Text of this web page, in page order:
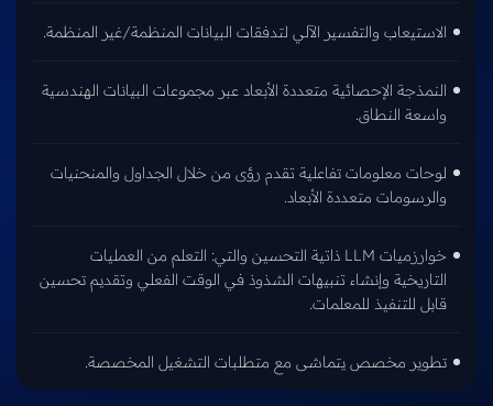
الاستيعاب والتفسير الآلي لتدفقات البيانات المنظمة/غير المنظمة.
النمذجة الإحصائية متعددة الأبعاد عبر مجموعات البيانات الهندسية
واسعة النطاق.
لوحات معلومات تفاعلية تقدم رؤى من خلال الجداول والمنحنيات
والرسومات متعددة الأبعاد.
خوارزميات LLM ذاتية التحسين والتي: التعلم من العمليات
التاريخية وإنشاء تنبيهات الشذوذ في الوقت الفعلي وتقديم تحسين
قابل للتنفيذ للمعلمات.
تطوير مخصص يتماشى مع متطلبات التشغيل المخصصة.